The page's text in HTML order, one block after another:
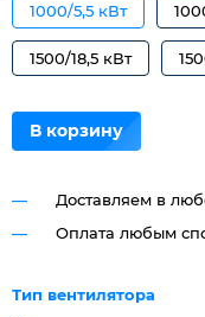
1000/5,5 кВт
1500/18,5 кВт
В корзину
Доставляем в
Оплата любым
Тип вентилятора